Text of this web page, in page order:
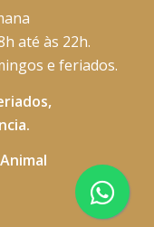
até às 22h.
e feriados.